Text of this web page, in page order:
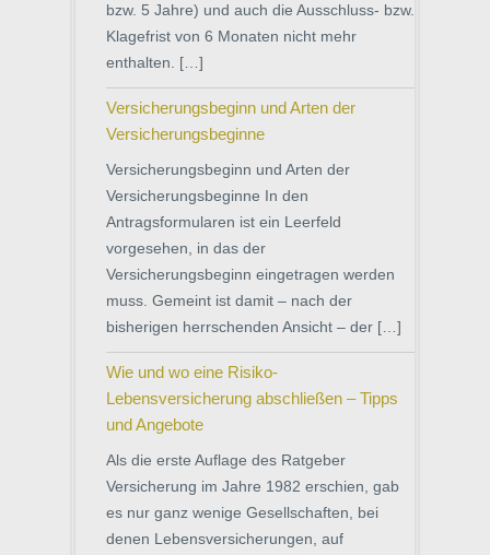
bzw. 5 Jahre) und auch die Ausschluss- bzw.
Klagefrist von 6 Monaten nicht mehr
enthalten. […]
Versicherungsbeginn und Arten der
Versicherungsbeginne
Versicherungsbeginn und Arten der
Versicherungsbeginne In den
Antragsformularen ist ein Leerfeld
vorgesehen, in das der
Versicherungsbeginn eingetragen werden
muss. Gemeint ist damit – nach der
bisherigen herrschenden Ansicht – der […]
Wie und wo eine Risiko-
Lebensversicherung abschließen – Tipps
und Angebote
Als die erste Auflage des Ratgeber
Versicherung im Jahre 1982 erschien, gab
es nur ganz wenige Gesellschaften, bei
denen Lebensversicherungen, auf